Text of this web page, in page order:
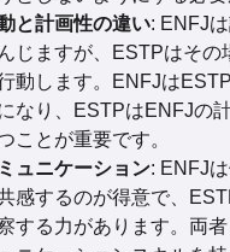
と計画性の違い: ENFJ
じますが、ESTPはその
動します。ENFJは
なり、ESTPはENFJの
ことが重要です。
ュニケーション: ENFJ
感するのが得意で、
する力があります。両